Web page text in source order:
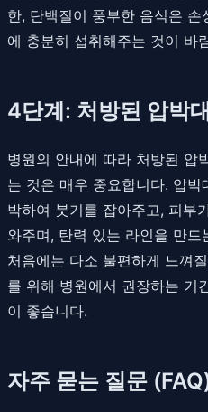
한, 단백질이 풍부한 음식은
에 충분히 섭취해주는 것이 바
4단계: 처방된 압박
병원의 안내에 따라 처방된 압
는 것은 매우 중요합니다. 압
박하여 붓기를 잡아주고, 피부
와주며, 탄력 있는 라인을 만
처음에는 다소 불편하게 느껴
를 위해 병원에서 권장하는 기
이 좋습니다.
자주 묻는 질문